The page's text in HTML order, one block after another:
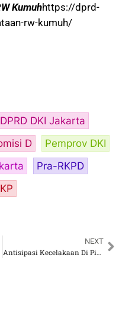
Kumuhhttps://dprd-
rw-kumuh/
DKI Jakarta
D
Pemprov DKI
Pra-RKPD
NEXT
Antisipasi Kecelakaan Di Pintu Perlintasan KA, Dwi Rio Sambodo Dorong Integrasi Tanda Bahaya Perlintasan KA